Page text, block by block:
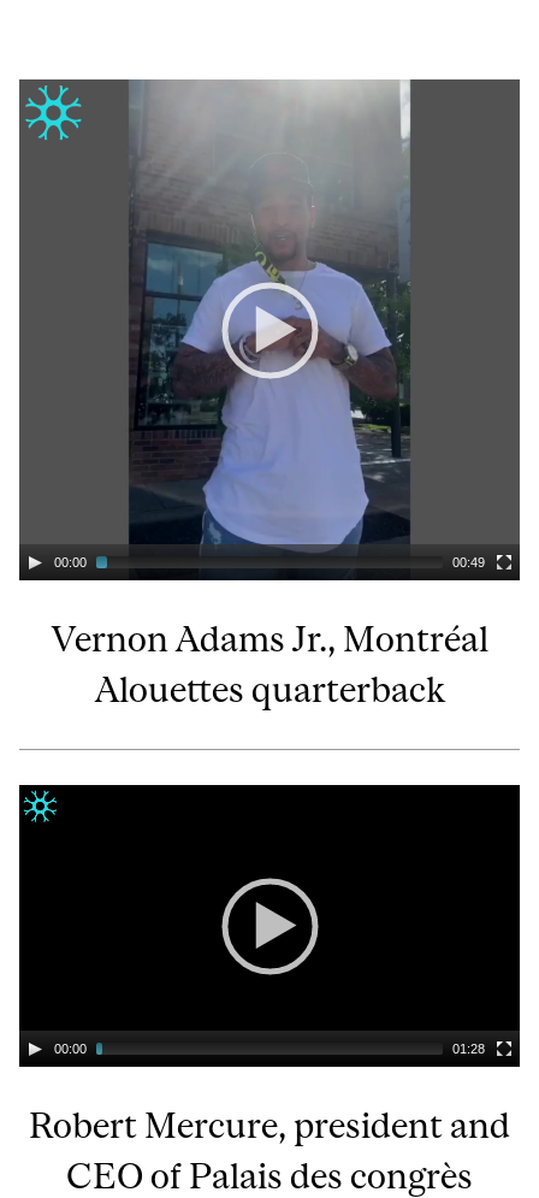
00:00 00:49
Vernon Adams Jr., Montréal
Alouettes quarterback
00:00 01:28
Robert Mercure, president and
CEO of Palais des congrès